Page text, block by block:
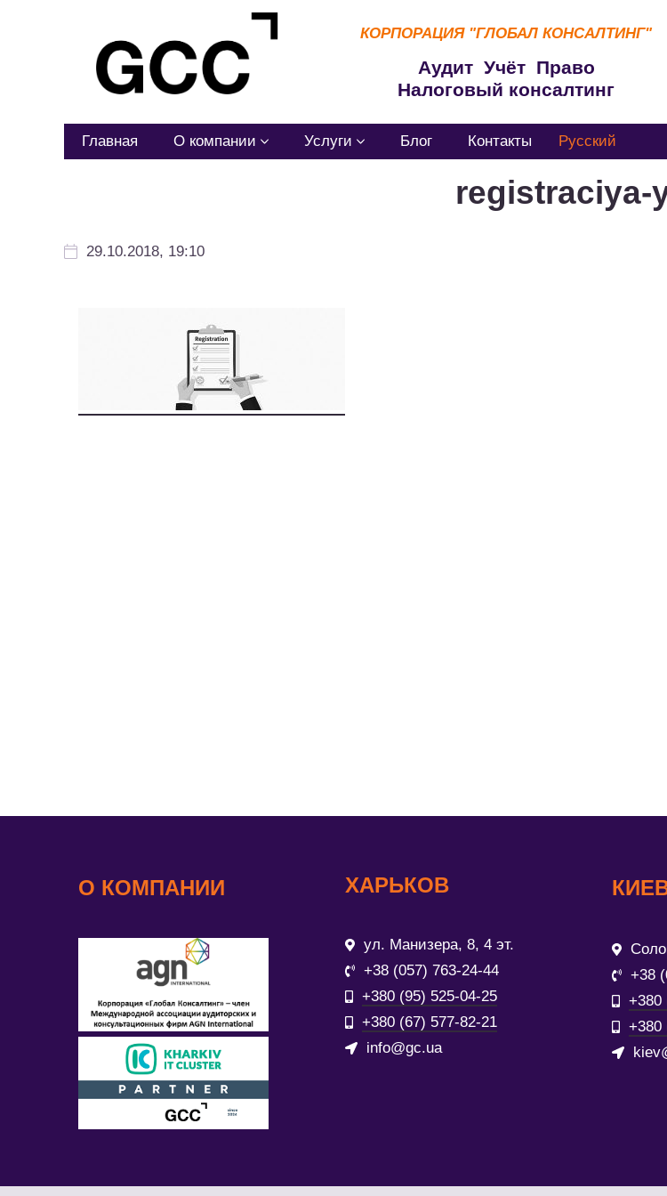
КОРПОРАЦИЯ "ГЛОБАЛ КОНСАЛТИНГ"
Аудит Учёт Право
Налоговый консалтинг
Главная О компании Услуги Блог Контакты Русский
registraciya-
29.10.2018, 19:10
О КОМПАНИИ ХАРЬКОВ
ул. Манизера, 8, 4 эт.
+38 (057) 763-24-44
+380 (95) 525-04-25
+380 (67) 577-82-21
info@gc.ua
+38
+380
+380